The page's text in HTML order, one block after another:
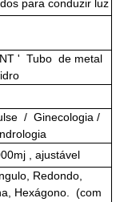
para conduzir luz
' Tubo de metal
/ Ginecologia /
mj , ajustável
Redondo,
Hexágono.
(com